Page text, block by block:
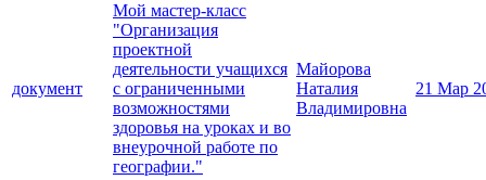
документ
Мой мастер-класс
"Организация
проектной
деятельности учащихся
с ограниченными
возможностями
здоровья на уроках и во
внеурочной работе по
географии."
Майорова
Наталия
Владимировна
21 Мар